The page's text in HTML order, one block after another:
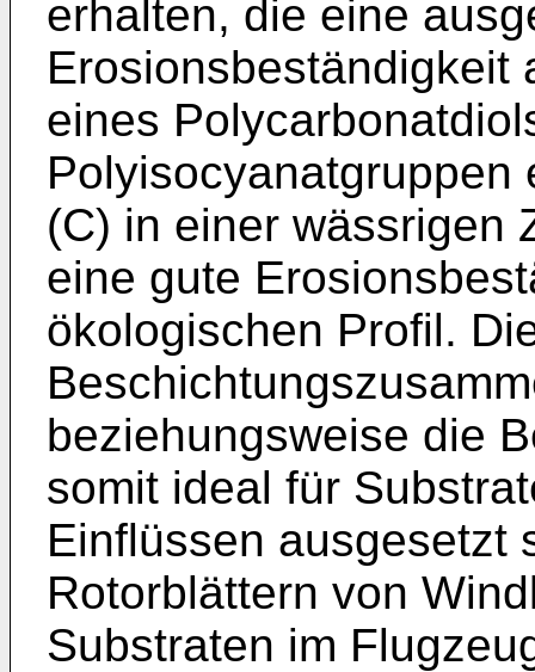
erhalten, die eine
Erosionsbeständigkeit
eines
Polyisocyanatgruppen
(C) in einer wässrigen
eine gute
ökologischen Profil.
beziehungsweise die
somit ideal für
Einflüssen ausgesetzt
Rotorblättern von
Substraten im